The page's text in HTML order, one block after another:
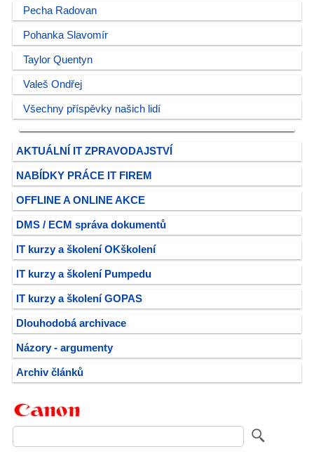
Pecha Radovan
Pohanka Slavomír
Taylor Quentyn
Valeš Ondřej
Všechny příspěvky našich lidí
AKTUÁLNÍ IT ZPRAVODAJSTVÍ
NABÍDKY PRÁCE IT FIREM
OFFLINE A ONLINE AKCE
DMS / ECM správa dokumentů
IT kurzy a školení OKškolení
IT kurzy a školení Pumpedu
IT kurzy a školení GOPAS
Dlouhodobá archivace
Názory - argumenty
Archiv článků